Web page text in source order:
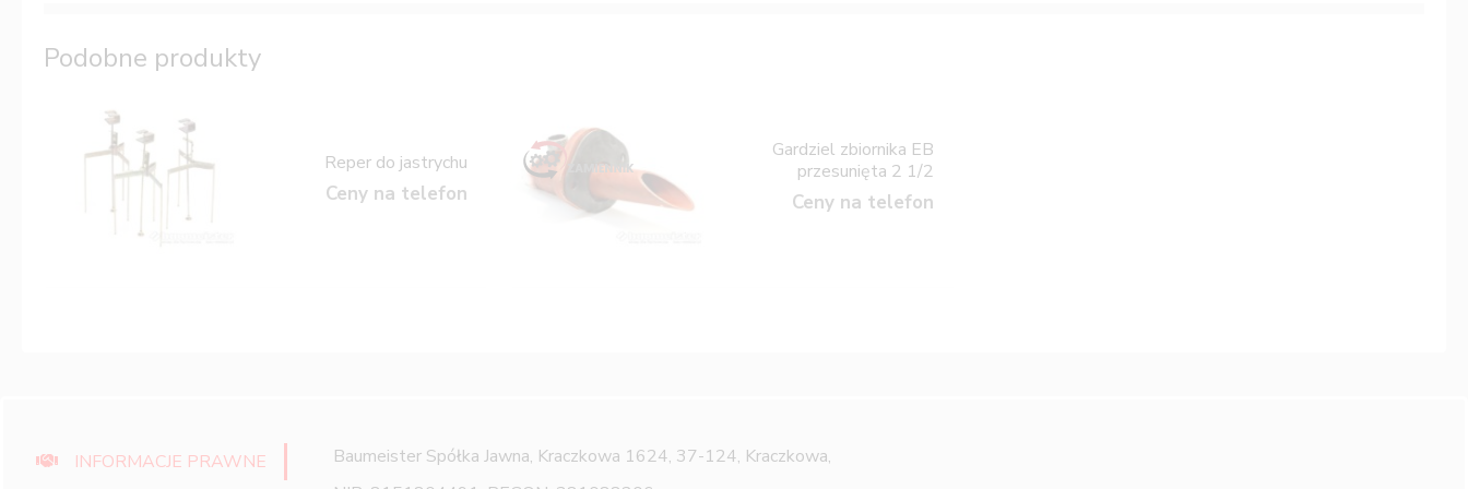
Podobne produkty
Reper do jastrychu
Ceny na telefon
Gardziel zbiornika EB
przesunięta 2 1/2
Ceny na telefon
INFORMACJE PRAWNE
Baumeister Spółka Jawna, Kraczkowa 1624, 37-124, Kraczkowa,